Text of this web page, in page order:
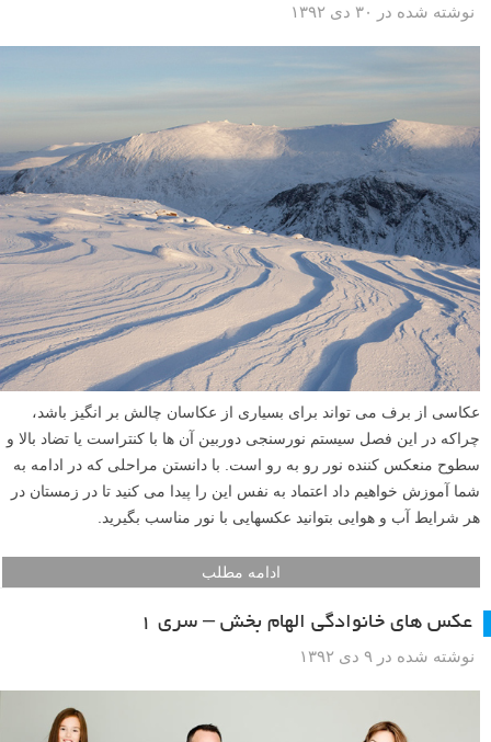
نوشته شده در ۳۰ دی ۱۳۹۲
عکاسی از برف می تواند برای بسیاری از عکاسان چالش بر انگیز باشد،
چراکه در این فصل سیستم نورسنجی دوربین آن ها با کنتراست یا تضاد بالا و
سطوح منعکس کننده نور رو به رو است. با دانستن مراحلی که در ادامه به
شما آموزش خواهیم داد اعتماد به نفس این را پیدا می کنید تا در زمستان در
هر شرایط آب و هوایی بتوانید عکسهایی با نور مناسب بگیرید.
ادامه مطلب
عکس های خانوادگی الهام بخش – سری ۱
نوشته شده در ۹ دی ۱۳۹۲